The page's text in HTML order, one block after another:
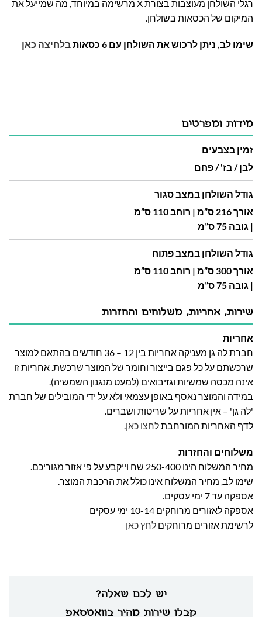
רגלי השולחן מעוצבות בצורת X מרשימה במיוחד, מה שמייעל את
המיקום של הכסאות בשולחן.
שימו לב, ניתן לרכוש את השולחן עם 6 כסאות בלחיצה כאן
מידות ומפרטים
זמין בצבעים
לבן / בז' / פחם
גודל השולחן במצב סגור
אורך 216 ס”מ | רוחב 110 ס”מ
| גובה 75 ס”מ
גודל השולחן במצב פתוח
אורך 300 ס”מ | רוחב 110 ס”מ
| גובה 75 ס”מ
יש לכם שאלה?
קבלו שירות מהיר בוואטסאפ
שירות, אחריות, משלוחים והחזרות
אחריות
חברת לה גן מעניקה אחריות בין 12 – 36 חודשים בהתאם למוצר
שרכשתם על כל פגם בייצור וחומר של המוצר שרכשת. אחריות זו
אינה מכסה שמשיות וגזיבואים (למעט מנגנון השמשיה).
במידה והמוצר נאסף באופן עצמאי ולא על ידי המובילים של חברת
'לה גן' – אין אחריות על שריטות ושברים.
לדף האחריות המורחבתלחצו כאן.
משלוחים והחזרות
מחיר המשלוח הינו 250-400 שח וייקבע על פי אזור מגוריכם.
שימו לב, מחיר המשלוח אינו כולל את הרכבת המוצר.
אספקה עד 7 ימי עסקים.
אספקה לאזורים מרוחקים 10-14 ימי עסקים
לרשימת אזורים מרוחקים לחץ כאן